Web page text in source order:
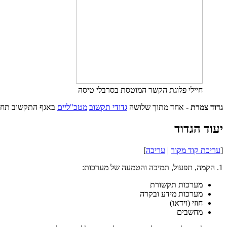
חיילי פלוגת הקשר המוטסת בסרבלי טיסה
גדוד צמרת - אחד מתוך שלושה גדודי תקשוב מטכ"ליים באגף התקשוב
יעוד הגדוד
[עריכת קוד מקור | עריכה]
1. הקמה, תפעול, תמיכה והטמעה של מערכות:
מערכות תקשורת
מערכות מידע ובקרה
חוזי (וידאו)
מחשבים